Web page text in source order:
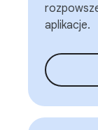
aplikacje.